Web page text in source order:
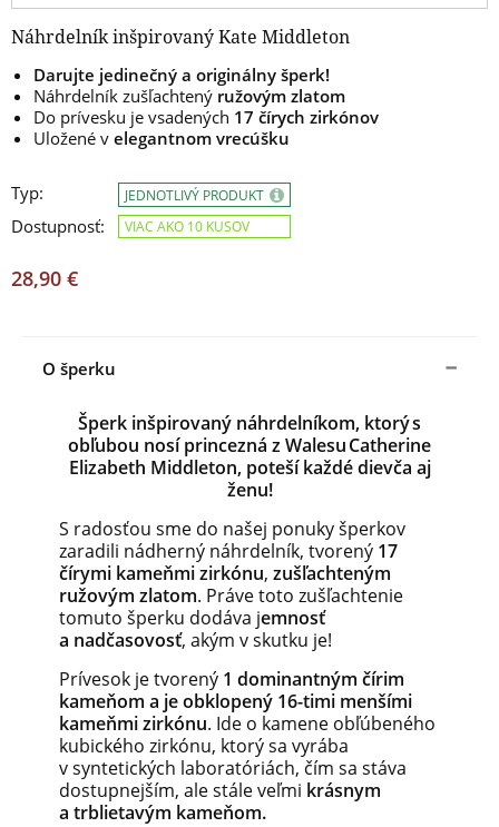
Náhrdelník inšpirovaný Kate Middleton
Darujte jedinečný a originálny šperk!
Náhrdelník zušľachtený ružovým zlatom
Do prívesku je vsadených 17 čírych zirkónov
Uložené v elegantnom vrecúšku
Typ:
Dostupnosť:
JEDNOTLIVÝ PRODUKT
VIAC AKO 10 KUSOV
28,90 €
O šperku
Šperk inšpirovaný náhrdelníkom, ktorý s
obľubou nosí princezná z Walesu Catherine
Elizabeth Middleton, poteší každé dievča aj
ženu!
S radosťou sme do našej ponuky šperkov
zaradili nádherný náhrdelník, tvorený 17
čírymi kameňmi zirkónu, zušľachteným
ružovým zlatom. Práve toto zušľachtenie
tomuto šperku dodáva jemnosť
a nadčasovosť, akým v skutku je!
Prívesok je tvorený 1 dominantným čírim
kameňom a je obklopený 16-timi menšími
kameňmi zirkónu. Ide o kamene obľúbeného
kubického zirkónu, ktorý sa vyrába
v syntetických laboratóriách, čím sa stáva
dostupnejším, ale stále veľmi krásnym
a trblietavým kameňom.